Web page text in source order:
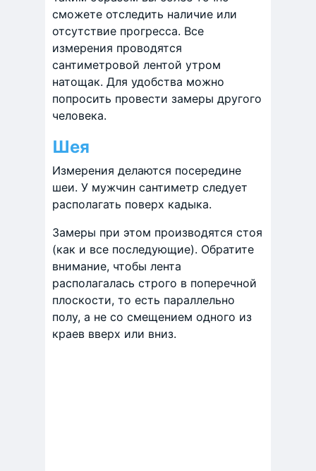
сможете отследить наличие или
отсутствие прогресса. Все
измерения проводятся
сантиметровой лентой утром
натощак. Для удобства можно
попросить провести замеры другого
человека.
Шея
Измерения делаются посередине
шеи. У мужчин сантиметр следует
располагать поверх кадыка.
Замеры при этом производятся стоя
(как и все последующие). Обратите
внимание, чтобы лента
располагалась строго в поперечной
плоскости, то есть параллельно
полу, а не со смещением одного из
краев вверх или вниз.